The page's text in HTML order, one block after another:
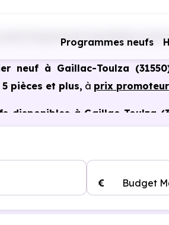
Programmes neufs
Programmes immobiliers
neuf à Gaillac-Toulza
pièces et plus, à prix promoteur
disponibles à Gaillac-Toulza
Budget
€